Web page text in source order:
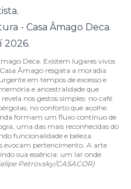
Deca. Existem lugares vivos
Âmago resgata a moradia
em tempos de excesso e
e ancestralidade que
nos gestos simples: no café
no conforto que acolhe.
formam um fluxo contínuo de
uma das mais reconhecidas do
funcionalidade e beleza.
evocam pertencimento. A arte
sua essência: um lar onde
Petrovsky/CASACOR)